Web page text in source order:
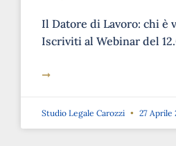
Il Datore di Lavoro: chi è
Iscriviti al Webinar del
➞
Studio Legale Carozzi 27 Aprile